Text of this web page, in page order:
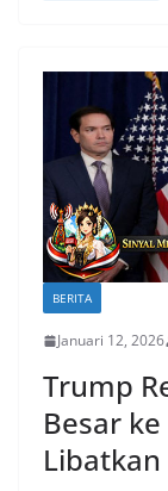
BERITA
Januari 12, 2026
Trump
Besar